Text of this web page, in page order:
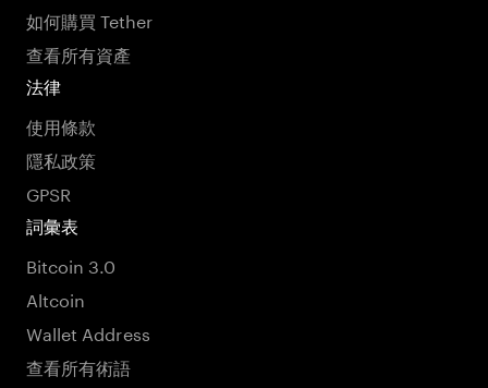
如何購買 Tether
查看所有資產
法律
使用條款
隱私政策
GPSR
詞彙表
Bitcoin 3.0
Altcoin
Wallet Address
查看所有術語